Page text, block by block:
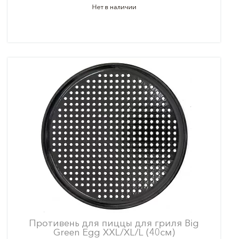
Нет в наличии
Противень для пиццы для гриля Big
Green Egg XXL/XL/L (40см)